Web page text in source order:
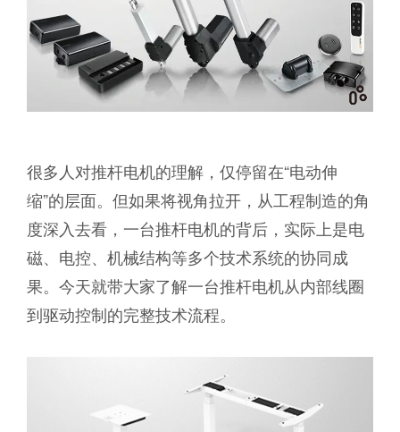
很多人对推杆电机的理解，仅停留在“电动伸
缩”的层面。但如果将视角拉开，从工程制造的角
度深入去看，一台推杆电机的背后，实际上是电
磁、电控、机械结构等多个技术系统的协同成
果。今天就带大家了解一台推杆电机从内部线圈
到驱动控制的完整技术流程。